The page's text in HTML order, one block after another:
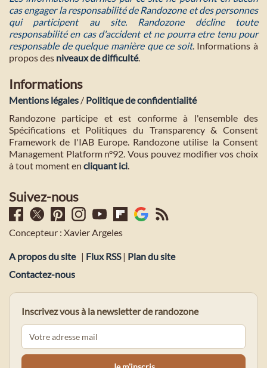
cas engager la responsabilité de Randozone et des personnes
qui participent au site. Randozone décline toute
responsabilité en cas d'accident et ne pourra etre tenu pour
responsable de quelque manière que ce soit. Informations à
propos des niveaux de difficulté.
Informations
Mentions légales / Politique de confidentialité
Randozone participe et est conforme à l'ensemble des
Spécifications et Politiques du Transparency & Consent
Framework de l'IAB Europe. Randozone utilise la Consent
Management Platform n°92. Vous pouvez modifier vos choix
à tout moment en cliquant ici.
Suivez-nous
Concepteur : Xavier Argeles
A propos du site | Flux RSS| Plan du site
Contactez-nous
Inscrivez vous à la newsletter de randozone